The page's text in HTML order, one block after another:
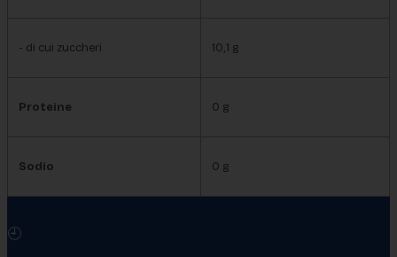
- di cui zuccheri 10,1 g
Proteine 0 g
Sodio 0 g
🕘